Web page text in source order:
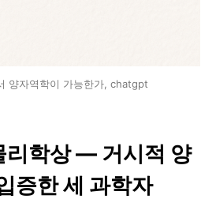
양자역학이 가능한가, chatgpt
학상 — 거시적 양
증한 세 과학자